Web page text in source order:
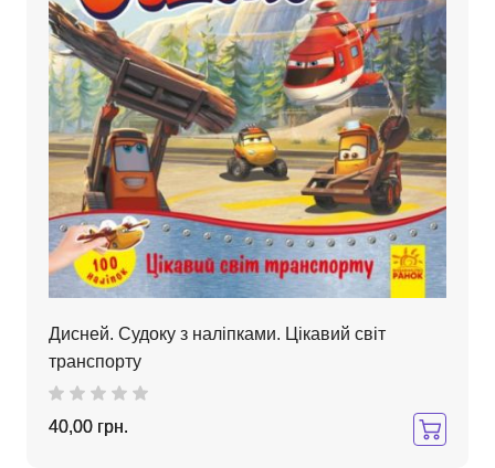
Дисней. Судоку з наліпками. Цікавий світ
транспорту
40,00 грн.